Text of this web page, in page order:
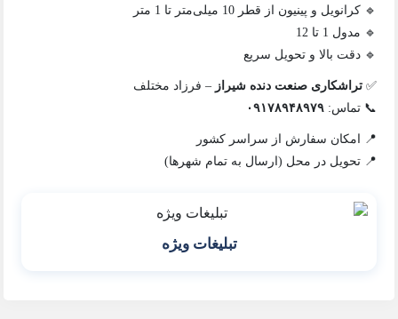
🔹 کرانویل و پینیون از قطر 10 میلی‌متر تا 1 متر
🔹 مدول 1 تا 12
🔹 دقت بالا و تحویل سریع
✅تراشکاری صنعت دنده شیراز – فرزاد مختلف
📞 تماس:۰۹۱۷۸۹۴۸۹۷۹
📍 امکان سفارش از سراسر کشور
📍 تحویل در محل (ارسال به تمام شهرها)
تبلیغات ویژه